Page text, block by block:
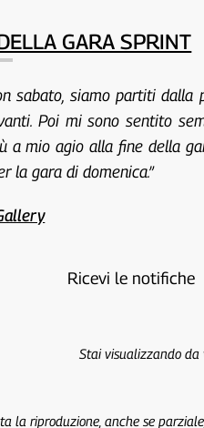
GARA SPRINT
sabato, siamo partiti
Poi mi sono sentito
a mio agio alla fine della
la gara di domenica.”
Ricevi le notifiche
Stai visualizzando da
la riproduzione, anche se